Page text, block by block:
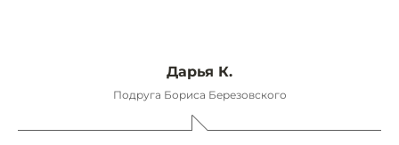
Дарья К.
Подруга Бориса Березовского